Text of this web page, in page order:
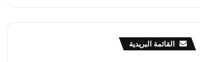
القائمة البريدية